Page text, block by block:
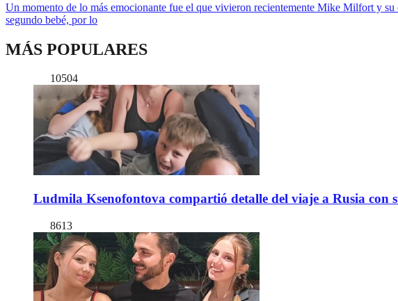
Un momento de lo más emocionante fue el que vivieron recientemente Mike Milfort y su
segundo bebé, por lo
MÁS POPULARES
10504
Ludmila Ksenofontova compartió detalle del viaje a Rusia con
8613